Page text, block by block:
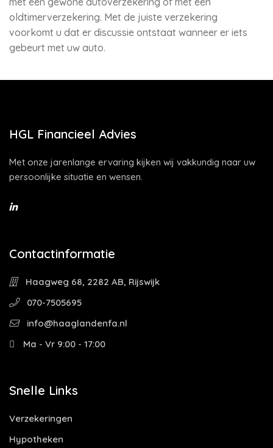
oldtimerverzekering. Met de juiste verzekering
voorkomt u dat er discussie ontstaat wanneer er iets
gebeurt met uw auto.
HGL Financieel Advies
Met onze jarenlange ervaring kijken wij vakkundig naar uw
persoonlijke situatie en wensen.
Contactinformatie
Haagweg 68, 2282 AB, Rijswijk
070-7505695
info@haaglandenfa.nl
Ma - Vr 9:00 - 17:00
Snelle Links
Verzekeringen
Hypotheken